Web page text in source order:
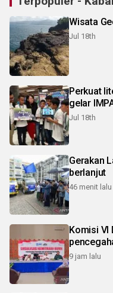
Wisata
Jul 18th
Perkuat
gelar
Jul 18th
Gerakan
berlanjut
46 menit lalu
Komisi VI
9 jam lalu